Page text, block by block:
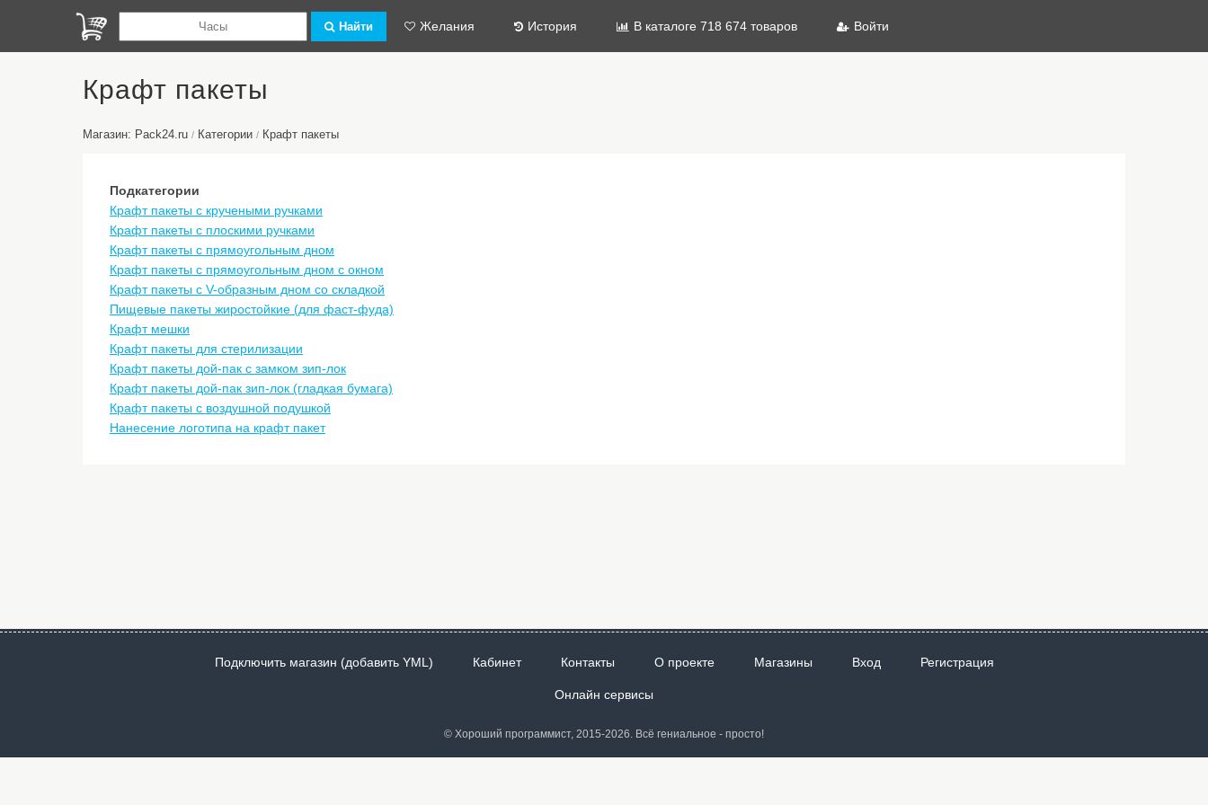
Найти Желания История В каталоге 718 674 товаров Войти
Крафт пакеты
Магазин: Pack24.ru / Категории / Крафт пакеты
Подкатегории
Крафт пакеты с кручеными ручками
Крафт пакеты с плоскими ручками
Крафт пакеты с прямоугольным дном
Крафт пакеты с прямоугольным дном с окном
Крафт пакеты с V-образным дном со складкой
Пищевые пакеты жиростойкие (для фаст-фуда)
Крафт мешки
Крафт пакеты для стерилизации
Крафт пакеты дой-пак с замком зип-лок
Крафт пакеты дой-пак зип-лок (гладкая бумага)
Крафт пакеты с воздушной подушкой
Нанесение логотипа на крафт пакет
Подключить магазин (добавить YML) Кабинет Контакты О проекте Магазины Вход Регистрация
Онлайн сервисы
© Хороший программист, 2015-2026. Всё гениальное - просто!